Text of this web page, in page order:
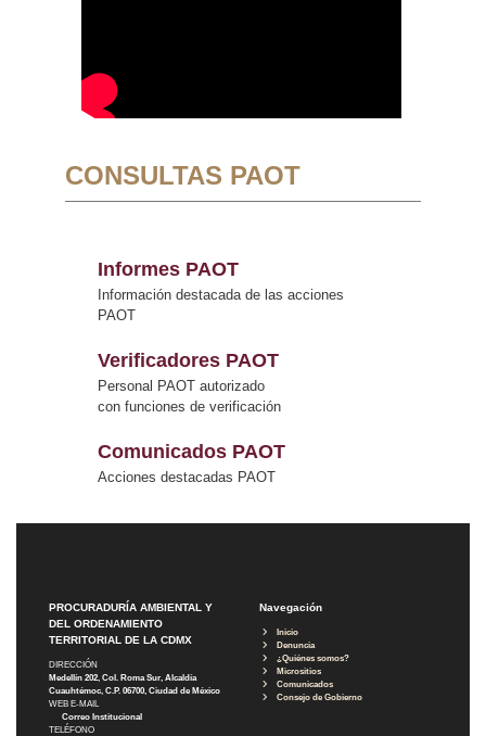
CONSULTAS PAOT
Informes PAOT
Información destacada de las acciones
PAOT
Verificadores PAOT
Personal PAOT autorizado
con funciones de verificación
Comunicados PAOT
Acciones destacadas PAOT
PROCURADURÍA AMBIENTAL Y
DEL ORDENAMIENTO
TERRITORIAL DE LA CDMX
DIRECCIÓN
Medellín 202, Col. Roma Sur, Alcaldía
Cuauhtémoc, C.P. 06700, Ciudad de México
WEB E-MAIL
Correo Institucional
TELÉFONO
Navegación
Inicio
Denuncia
¿Quiénes somos?
Micrositios
Comunicados
Consejo de Gobierno